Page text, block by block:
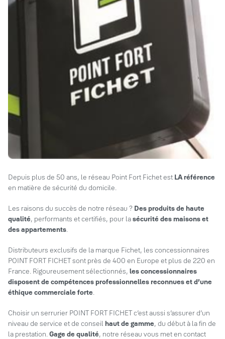
Depuis plus de 50 ans, le réseau Point Fort Fichet est LA référence
en matière de sécurité du domicile.
Les raisons du succès de notre réseau ? Des produits de haute
qualité, performants et certifiés, pour lasécurité des maisons et
des appartements
Distributeurs exclusifs de la marque Fichet, les concessionnaires
POINT FORT FICHET sont près de 400 en Europe et plus de 220 en
France. Rigoureusement sélectionnés, les concessionnaires
disposent de compétences professionnelles reconnues et d’une
éthique commerciale forte
Choisir un serrurier POINT FORT FICHET c’est aussi s’assurer d’un
niveau de service et de conseil haut de gamme, du début à la fin de
la prestation. Gage de qualité, notre réseau vous met en contact